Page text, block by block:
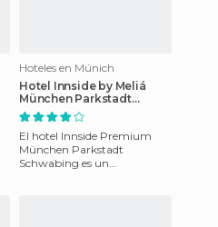
Hoteles en Múnich
Hotel Innside by Meliá
München Parkstadt
Schwabing
El hotel Innside Premium
München Parkstadt
Schwabing es un